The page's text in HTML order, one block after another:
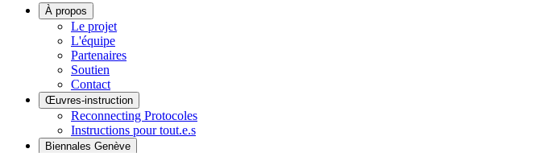
À propos
Le projet
L'équipe
Partenaires
Soutien
Contact
Œuvres-instruction
Reconnecting Protocoles
Instructions pour tout.e.s
Biennales Genève